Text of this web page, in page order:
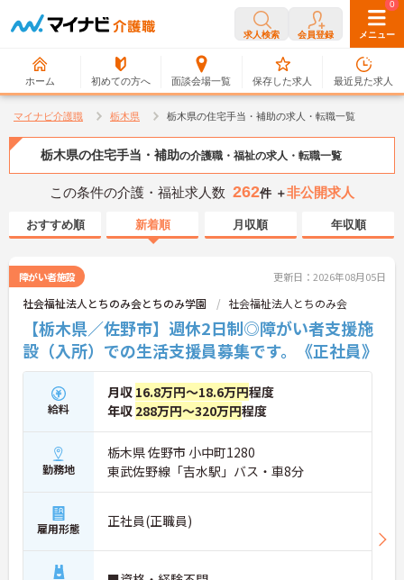
求人検索 会員登録 メニュー
ホーム 初めての方へ 面談会場一覧
0
保存した求人
0
最近見た求人
マイナビ介護職 栃木県 栃木県の住宅手当・補助の求人・転職一覧
栃木県の住宅手当・補助の介護職・福祉の求人・転職一覧
この条件の介護・福祉求人数 262件 ＋非公開求人
おすすめ順 新着順 月収順 年収順
障がい者施設 更新日：2026年08月05日
社会福祉法人とちのみ会とちのみ学園 社会福祉法人とちのみ会
【栃木県／佐野市】週休2日制◎障がい者支援施
設（入所）での生活支援員募集です。《正社員》
給料
月収 16.8万円～18.6万円程度
年収 288万円～320万円程度
勤務地
栃木県 佐野市 小中町1280
東武佐野線「吉水駅」バス・車8分
雇用形態 正社員(正職員)